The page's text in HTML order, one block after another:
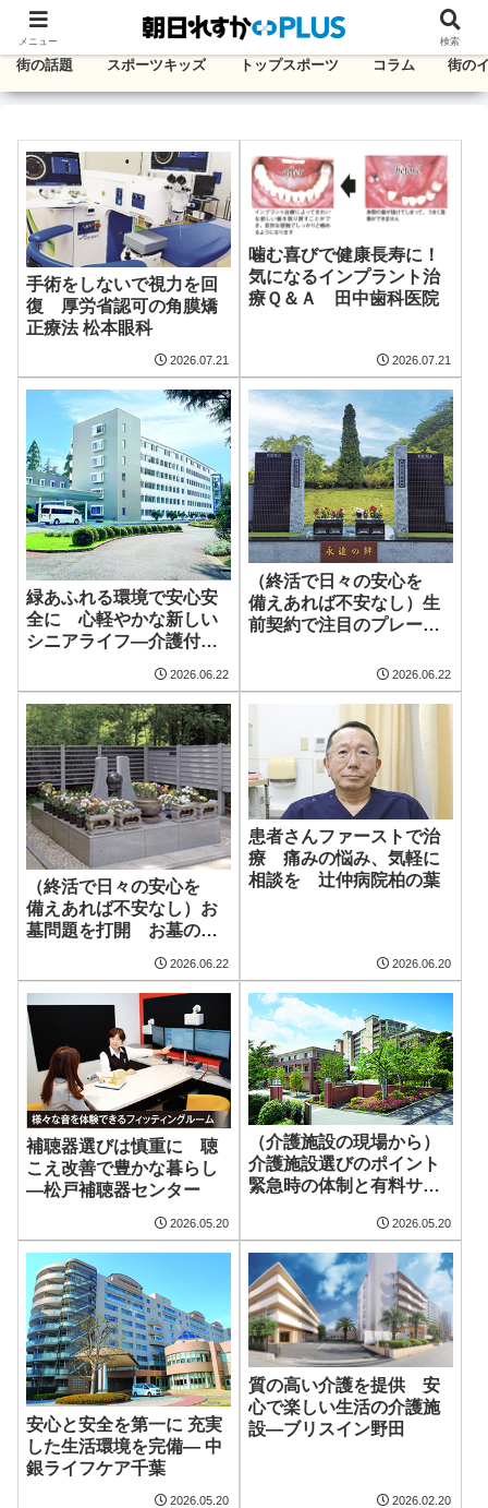
千葉・東葛エリアのタウン情報紙
街の話題 スポーツキッズ トップスポーツ コラム 街の
手術をしないで視力を回
復 厚労省認可の角膜矯
正療法 松本眼科
2026.07.21
噛む喜びで健康長寿に！
気になるインプラント治
療Ｑ＆Ａ 田中歯科医院
2026.07.21
緑あふれる環境で安心安
全に 心軽やかな新しい
シニアライフ―介護付有
料老人ホーム ゆうゆうヴ
ィラ・ナチュラ流山
2026.06.22
（終活で日々の安心を
備えあれば不安なし）生
前契約で注目のプレート
の霊園 興福院平和公園
共同墓地
2026.06.22
（終活で日々の安心を
備えあれば不安なし）お
墓問題を打開 お墓の困
2026.06.22
患者さんファーストで治
療 痛みの悩み、気軽に
相談を 辻仲病院柏の葉
2026.06.20
補聴器選びは慎重に 聴
こえ改善で豊かな暮らし
―松戸補聴器センター
2026.05.20
（介護施設の現場から）
介護施設選びのポイント
緊急時の体制と有料サー
2026.05.20
安心と安全を第一に 充実
した生活環境を完備― 中
銀ライフケア千葉
2026.05.20
質の高い介護を提供 安
心で楽しい生活の介護施
設―ブリスイン野田
2026.02.20
メニュー 検索